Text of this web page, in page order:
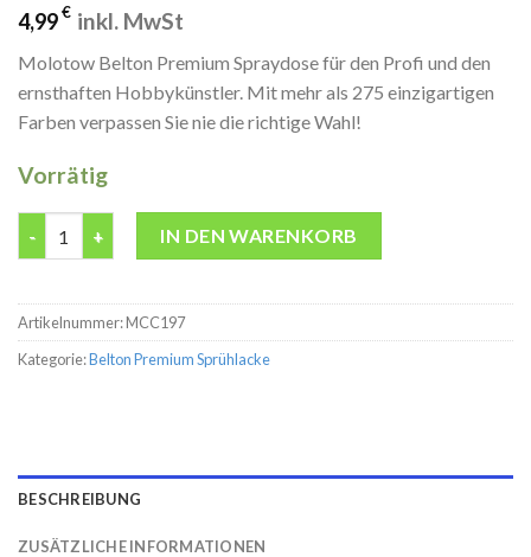
4,99€ inkl. MwSt
Molotow Belton Premium Spraydose für den Profi und den
ernsthaften Hobbykünstler. Mit mehr als 275 einzigartigen
Farben verpassen Sie nie die richtige Wahl!
Vorrätig
IN DEN WARENKORB
Artikelnummer:MCC197
Kategorie:Belton Premium Sprühlacke
BESCHREIBUNG
ZUSÄTZLICHE INFORMATIONEN